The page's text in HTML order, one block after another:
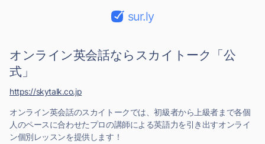
sur.ly
オンライン英会話ならスカイトーク「公
式」
オンライン英会話のスカイトークでは、初級者から上級者まで各個
人のペースに合わせたプロの講師による英語力を引き出すオンライ
ン個別レッスンを提供します！
https://skytalk.co.jp